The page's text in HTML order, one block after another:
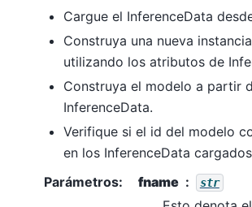
Cargue el InferenceData
Construya una nueva
utilizando los atributos de
Construya el modelo a partir
InferenceData.
Verifique si el id del modelo
en los InferenceData
Parámetros: fname str